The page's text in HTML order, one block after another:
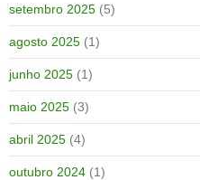
setembro 2025 (5)
agosto 2025 (1)
junho 2025 (1)
maio 2025 (3)
abril 2025 (4)
outubro 2024 (1)